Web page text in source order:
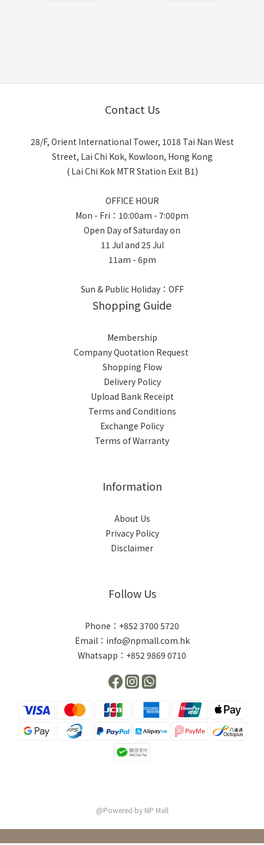
Contact Us
28/F, Orient International Tower, 1018 Tai Nan West
Street, Lai Chi Kok, Kowloon, Hong Kong
( Lai Chi Kok MTR Station Exit B1)
OFFICE HOUR
Mon - Fri：10:00am - 7:00pm
Open Day of Saturday on
11 Jul and 25 Jul
11am - 6pm
Sun & Public Holiday：OFF
Shopping Guide
Membership
Company Quotation Request
Shopping Flow
Delivery Policy
Upload Bank Receipt
Terms and Conditions
Exchange Policy
Terms of Warranty
Information
About Us
Privacy Policy
Disclaimer
Follow Us
Phone：+852 3700 5720
Email：info@npmall.com.hk
Whatsapp：+852 9869 0710
@Powered by NP Mall